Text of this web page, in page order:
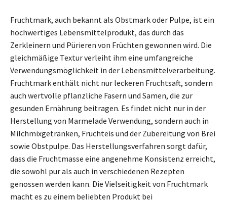
Fruchtmark, auch bekannt als Obstmark oder Pulpe, ist ein
hochwertiges Lebensmittelprodukt, das durch das
Zerkleinern und Pürieren von Früchten gewonnen wird. Die
gleichmäßige Textur verleiht ihm eine umfangreiche
Verwendungsmöglichkeit in der Lebensmittelverarbeitung.
Fruchtmark enthält nicht nur leckeren Fruchtsaft, sondern
auch wertvolle pflanzliche Fasern und Samen, die zur
gesunden Ernährung beitragen. Es findet nicht nur in der
Herstellung von Marmelade Verwendung, sondern auch in
Milchmixgetränken, Fruchteis und der Zubereitung von Brei
sowie Obstpulpe. Das Herstellungsverfahren sorgt dafür,
dass die Fruchtmasse eine angenehme Konsistenz erreicht,
die sowohl pur als auch in verschiedenen Rezepten
genossen werden kann. Die Vielseitigkeit von Fruchtmark
macht es zu einem beliebten Produkt bei